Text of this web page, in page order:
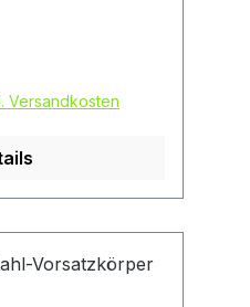
Versandkosten